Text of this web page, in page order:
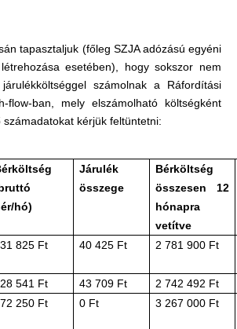
tapasztaljuk (főleg SZJA adózású egyéni
esetében), hogy sokszor nem
számolnak a Ráfordítási
ban, mely elszámolható költségként
számadatokat kérjük feltüntetni:
hó)
Járulék
összege
Bérköltség
összesen 12
hónapra
vetítve
825 Ft 40 425 Ft 2 781 900 Ft
541 Ft 43 709 Ft
2 742 492 Ft
250 Ft 0 Ft 3 267 000 Ft